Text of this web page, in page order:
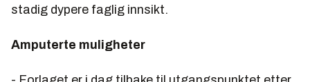
stadig dypere faglig innsikt.
Amputerte muligheter